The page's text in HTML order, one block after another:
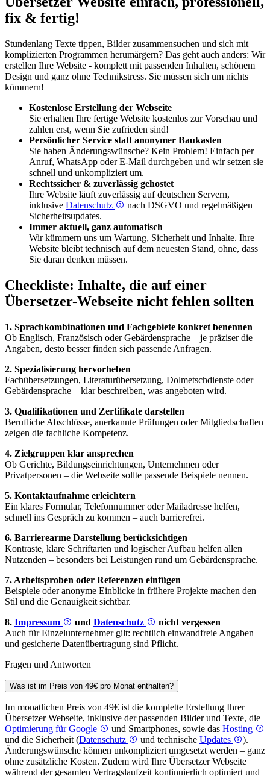
fix & fertig!
Stundenlang Texte tippen, Bilder zusammensuchen und sich mit
komplizierten Programmen herumärgern? Das geht auch anders: Wir
erstellen Ihre Website - komplett mit passenden Inhalten, schönem
Design und ganz ohne Technikstress. Sie müssen sich um nichts
kümmern!
Kostenlose Erstellung der Webseite
Sie erhalten Ihre fertige Website kostenlos zur Vorschau und
zahlen erst, wenn Sie zufrieden sind!
Persönlicher Service statt anonymer Baukasten
Sie haben Änderungswünsche? Kein Problem! Einfach per
Anruf, WhatsApp oder E-Mail durchgeben und wir setzen sie
schnell und unkompliziert um.
Rechtssicher & zuverlässig gehostet
Ihre Website läuft zuverlässig auf deutschen Servern,
inklusive Datenschutz
nach DSGVO und regelmäßigen
Sicherheitsupdates.
Immer aktuell, ganz automatisch
Wir kümmern uns um Wartung, Sicherheit und Inhalte. Ihre
Website bleibt technisch auf dem neuesten Stand, ohne, dass
Sie daran denken müssen.
Checkliste: Inhalte, die auf einer
Übersetzer-Webseite nicht fehlen sollten
1. Sprachkombinationen und Fachgebiete konkret benennen
Ob Englisch, Französisch oder Gebärdensprache – je präziser die
Angaben, desto besser finden sich passende Anfragen.
2. Spezialisierung hervorheben
Fachübersetzungen, Literaturübersetzung, Dolmetschdienste oder
Gebärdensprache – klar beschreiben, was angeboten wird.
3. Qualifikationen und Zertifikate darstellen
Berufliche Abschlüsse, anerkannte Prüfungen oder Mitgliedschaften
zeigen die fachliche Kompetenz.
4. Zielgruppen klar ansprechen
Ob Gerichte, Bildungseinrichtungen, Unternehmen oder
Privatpersonen – die Webseite sollte passende Beispiele nennen.
5. Kontaktaufnahme erleichtern
Ein klares Formular, Telefonnummer oder Mailadresse helfen,
schnell ins Gespräch zu kommen – auch barrierefrei.
6. Barrierearme Darstellung berücksichtigen
Kontraste, klare Schriftarten und logischer Aufbau helfen allen
Nutzenden – besonders bei Leistungen rund um Gebärdensprache.
7. Arbeitsproben oder Referenzen einfügen
Beispiele oder anonyme Einblicke in frühere Projekte machen den
Stil und die Genauigkeit sichtbar.
8. Impressum und Datenschutz
nicht vergessen
Auch für Einzelunternehmer gilt: rechtlich einwandfreie Angaben
und gesicherte Datenübertragung sind Pflicht.
Fragen und Antworten
Was ist im Preis von 49€ pro Monat enthalten?
Im monatlichen Preis von 49€ ist die komplette Erstellung Ihrer
Übersetzer Webseite, inklusive der passenden Bilder und Texte, die
Optimierung für Google
und Smartphones, sowie das Hosting
und die Sicherheit (Datenschutz und technische Updates
).
Änderungswünsche können unkompliziert umgesetzt werden – ganz
ohne zusätzliche Kosten. Zudem wird Ihre Übersetzer Webseite
während der gesamten Vertragslaufzeit kontinuierlich optimiert und